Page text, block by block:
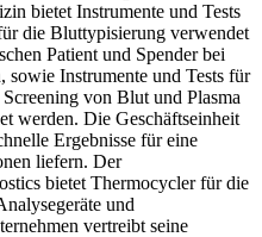
bietet Instrumente und Tests
die Bluttypisierung verwendet
Patient und Spender bei
sowie Instrumente und Tests für
von Blut und Plasma
werden. Die Geschäftseinheit
Ergebnisse für eine
liefern. Der
bietet Thermocycler für die
und
vertreibt seine